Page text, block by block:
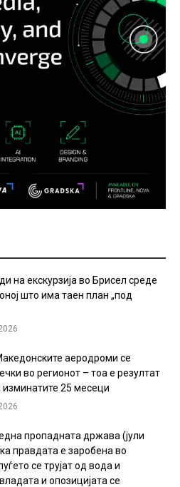
на екскурзија во Брисел среде
што има таен план „под
аеродроми се
во регионот – тоа е резултат
изминатите 25 месеци
пропадната држава (јули
правдата е заробена во
се трујат од вода и
и опозицијата се